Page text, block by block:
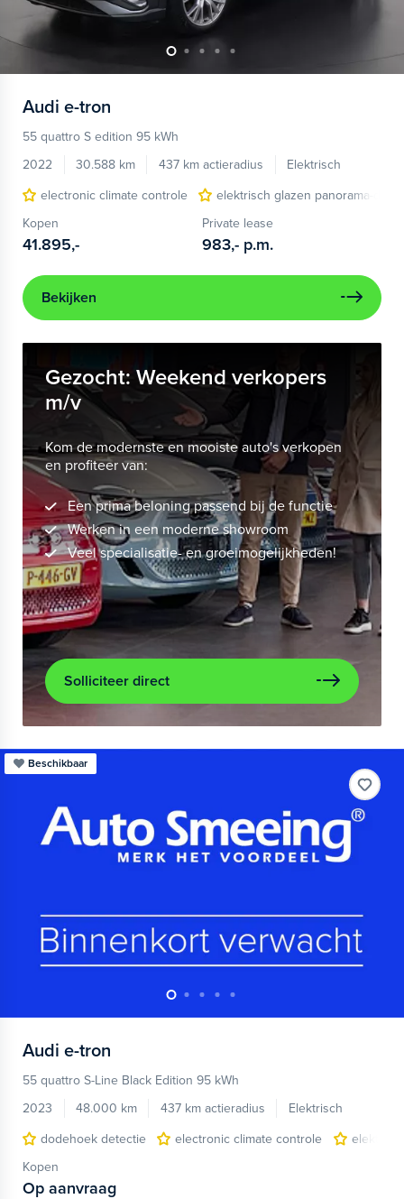
Audi e-tron
55 quattro S edition 95 kWh
2022
30.588 km 437 km actieradius
Elektrisch
electronic climate controle
elektrisch glazen panorama-dak
Kopen
41.895,-
Private lease
983,- p.m.
Bekijken
Gezocht: Weekend verkopers
m/v
Kom de modernste en mooiste auto's verkopen
en profiteer van:
Een prima beloning passend bij de functie
Werken in een moderne showroom
Veel specialisatie- en groeimogelijkheden!
Solliciteer direct
Beschikbaar
Audi e-tron
55 quattro S-Line Black Edition 95 kWh
2023
48.000 km 437 km actieradius
Elektrisch
dodehoek detectie
electronic climate controle
Kopen
Op aanvraag